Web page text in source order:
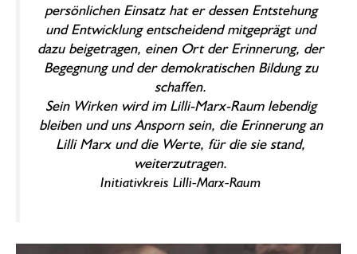
persönlichen Einsatz hat er dessen Entstehung
und Entwicklung entscheidend mitgeprägt und
dazu beigetragen, einen Ort der Erinnerung, der
Begegnung und der demokratischen Bildung zu
schaffen.
Sein Wirken wird im Lilli-Marx-Raum lebendig
bleiben und uns Ansporn sein, die Erinnerung an
Lilli Marx und die Werte, für die sie stand,
weiterzutragen.
Initiativkreis Lilli-Marx-Raum